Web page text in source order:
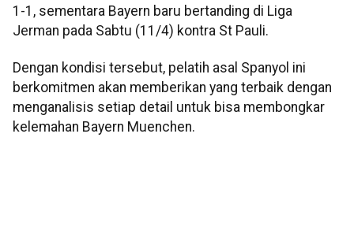
1-1, sementara Bayern baru bertanding di Liga
Jerman pada Sabtu (11/4) kontra St Pauli.
Dengan kondisi tersebut, pelatih asal Spanyol ini
berkomitmen akan memberikan yang terbaik dengan
menganalisis setiap detail untuk bisa membongkar
kelemahan Bayern Muenchen.